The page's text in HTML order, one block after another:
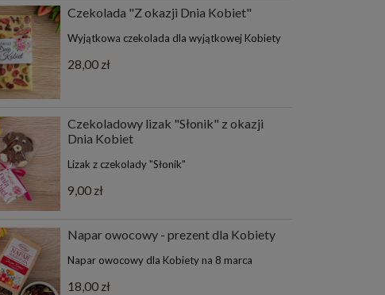
Czekolada "Z okazji Dnia Kobiet"
Wyjątkowa czekolada dla wyjątkowej Kobiety
28,00 zł
Czekoladowy lizak "Słonik" z okazji
Dnia Kobiet
Lizak z czekolady "Słonik"
9,00 zł
Napar owocowy - prezent dla Kobiety
Napar owocowy dla Kobiety na 8 marca
18,00 zł